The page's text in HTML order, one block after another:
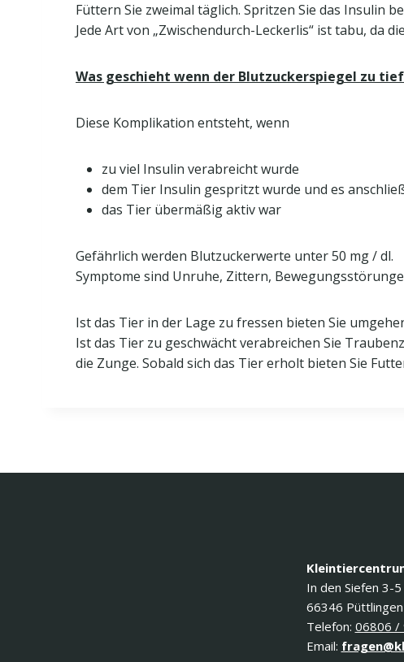
Füttern Sie zweimal täglich. Spritzen Sie das Insulin
Jede Art von „Zwischendurch-Leckerlis“ ist tabu, da
Was geschieht wenn der Blutzuckerspiegel zu
Diese Komplikation entsteht, wenn
zu viel Insulin verabreicht wurde
dem Tier Insulin gespritzt wurde und es
das Tier übermäßig aktiv war
Gefährlich werden Blutzuckerwerte unter 50 mg / dl.
Symptome sind Unruhe, Zittern,
Ist das Tier in der Lage zu fressen bieten Sie
Ist das Tier zu geschwächt verabreichen Sie
die Zunge. Sobald sich das Tier erholt bieten Sie
In den Siefen 3-5
66346 Püttlingen
Telefon: 06806 /
Email: